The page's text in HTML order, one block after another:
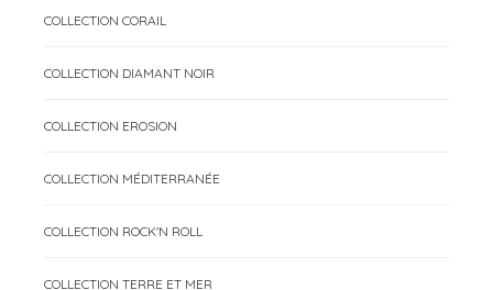
COLLECTION CORAIL
COLLECTION DIAMANT NOIR
COLLECTION EROSION
COLLECTION MÉDITERRANÉE
COLLECTION ROCK'N ROLL
COLLECTION TERRE ET MER